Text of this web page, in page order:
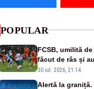
POPULAR
FCSB, umilită
făcut de râs și
Conference
30 iul. 2026, 21:14
Alertă la graniță.